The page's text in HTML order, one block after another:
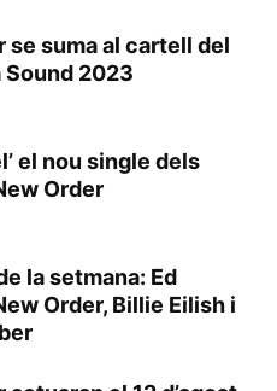
se suma al cartell del
Sound 2023
el nou single dels
Order
la setmana: Ed
Order, Billie Eilish i